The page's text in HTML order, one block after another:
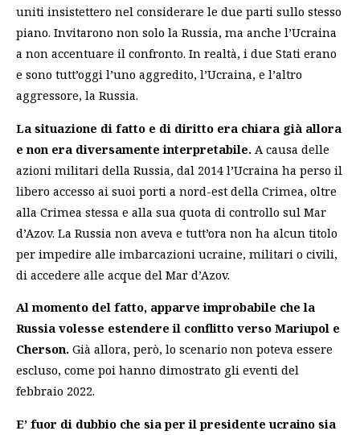
uniti insistettero nel considerare le due parti sullo stesso
piano. Invitarono non solo la Russia, ma anche l’Ucraina
a non accentuare il confronto. In realtà, i due Stati erano
e sono tutt’oggi l’uno aggredito, l’Ucraina, e l’altro
aggressore, la Russia.
La situazione di fatto e di diritto era chiara già allora
e non era diversamente interpretabile. A causa delle
azioni militari della Russia, dal 2014 l’Ucraina ha perso il
libero accesso ai suoi porti a nord-est della Crimea, oltre
alla Crimea stessa e alla sua quota di controllo sul Mar
d’Azov. La Russia non aveva e tutt’ora non ha alcun titolo
per impedire alle imbarcazioni ucraine, militari o civili,
di accedere alle acque del Mar d’Azov.
Al momento del fatto, apparve improbabile che la
Russia volesse estendere il conflitto verso Mariupol e
Cherson. Già allora, però, lo scenario non poteva essere
escluso, come poi hanno dimostrato gli eventi del
febbraio 2022.
E’ fuor di dubbio che sia per il presidente ucraino sia